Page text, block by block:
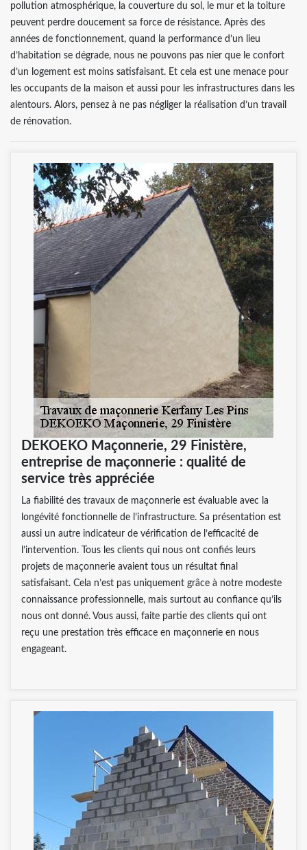
pollution atmosphérique, la couverture du sol, le mur et la toiture
peuvent perdre doucement sa force de résistance. Après des
années de fonctionnement, quand la performance d’un lieu
d’habitation se dégrade, nous ne pouvons pas nier que le confort
d’un logement est moins satisfaisant. Et cela est une menace pour
les occupants de la maison et aussi pour les infrastructures dans les
alentours. Alors, pensez à ne pas négliger la réalisation d’un travail
de rénovation.
DEKOEKO Maçonnerie, 29 Finistère,
entreprise de maçonnerie : qualité de
service très appréciée
La fiabilité des travaux de maçonnerie est évaluable avec la
longévité fonctionnelle de l’infrastructure. Sa présentation est
aussi un autre indicateur de vérification de l’efficacité de
l’intervention. Tous les clients qui nous ont confiés leurs
projets de maçonnerie avaient tous un résultat final
satisfaisant. Cela n’est pas uniquement grâce à notre modeste
connaissance professionnelle, mais surtout au confiance qu’ils
nous ont donné. Vous aussi, faite partie des clients qui ont
reçu une prestation très efficace en maçonnerie en nous
engageant.